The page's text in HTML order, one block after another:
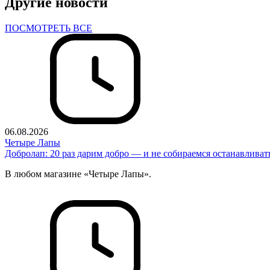
ПОСМОТРЕТЬ ВСЕ
06.08.2026
Четыре Лапы
Добролап: 20 раз дарим добро — и не собираемся
В любом магазине «Четыре Лапы».